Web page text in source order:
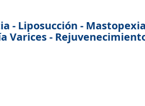
- Liposucción -
Varices -